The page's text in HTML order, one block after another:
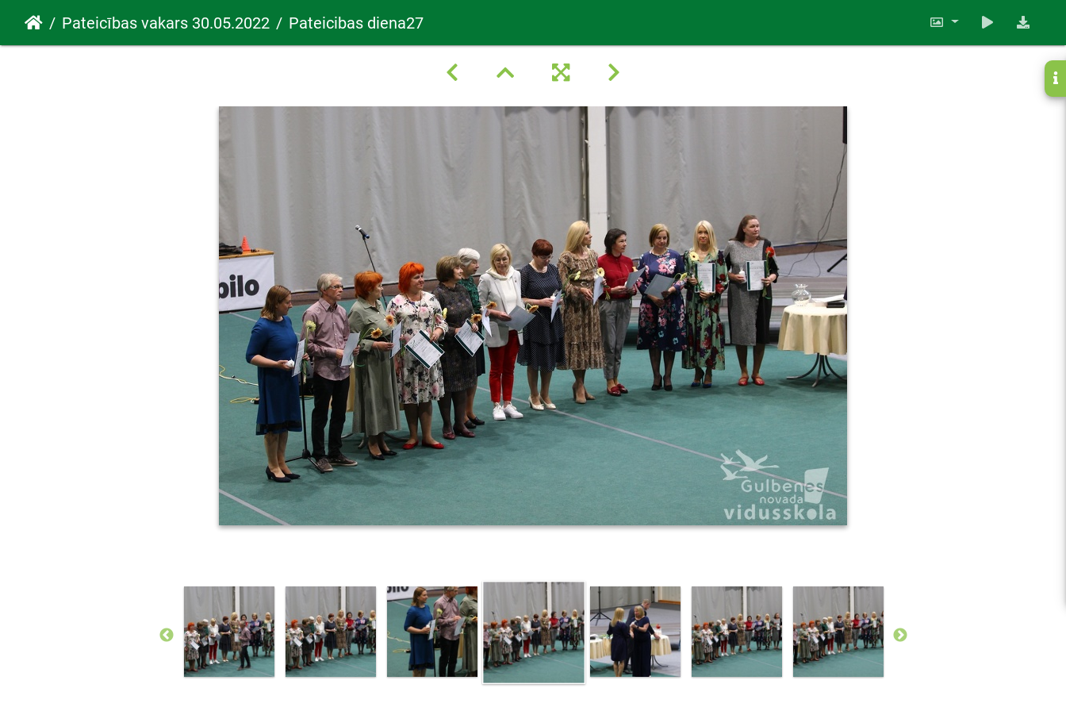
Pateicības vakars 30.05.2022 Pateicibas diena27